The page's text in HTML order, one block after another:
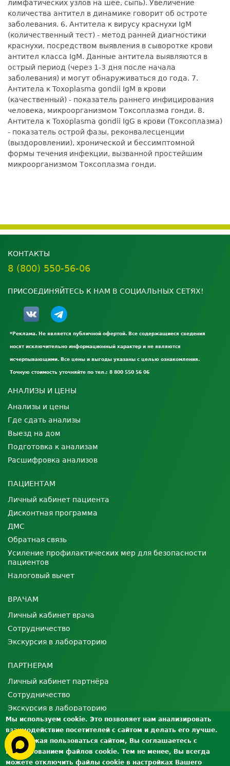
лимфатических узлов на шее, сыпь). Увеличение
количества антител в динамике говорит об остроте
заболевания. 6. Антитела к вирусу краснухи IgM
(количественный тест) - метод ранней диагностики
краснухи, посредством выявления в сыворотке крови
антител класса IgM. Данные антитела выявляются в
острый период (через 1-3 дня после начала
заболевания) и могут обнаруживаться до года. 7.
Антитела к Toxoplasma gondii IgM в крови
(качественный) - показатель раннего инфицирования
человека, микроорганизмом Токсоплазма гонди. 8.
Антитела к Toxoplasma gondii IgG в крови (Токсоплазма)
- показатель острой фазы, реконвалесценции
(выздоровлении), хронической и бессимптомной
формы течения инфекции, вызванной простейшим
микроорганизмом Токсоплазма гонди.
КОНТАКТЫ
8 (800) 550-56-06
ПРИСОЕДИНЯЙТЕСЬ К НАМ В СОЦИАЛЬНЫХ СЕТЯХ!
*Реклама. Не является публичной офертой. Все содержащиеся сведения
носят исключительно информационный характер и не являются
исчерпывающими. Все цены и выгоды указаны с целью ознакомления.
Точную стоимость уточняйте по тел.: 8 800 550 56 06
АНАЛИЗЫ И ЦЕНЫ
Анализы и цены
Где сдать анализы
Выезд на дом
Подготовка к анализам
Расшифровка анализов
ПАЦИЕНТАМ
Личный кабинет пациента
Дисконтная программа
ДМС
Обратная связь
Усиление профилактических мер для безопасности
пациентов
Налоговый вычет
ВРАЧАМ
Личный кабинет врача
Сотрудничество
Экскурсия в лабораторию
ПАРТНЕРАМ
Личный кабинет партнёра
Сотрудничество
Экскурсия в лабораторию
О ЛАБОРАТОРИИ
Лицензии и сертификаты
Контроль качества
Мы используем cookie. Это позволяет нам анализировать
взаимодействие посетителей с сайтом и делать его лучше.
Продолжая пользоваться сайтом, Вы соглашаетесь с
использованием файлов cookie. Тем не менее, Вы всегда
можете отключить файлы cookie в настройках Вашего